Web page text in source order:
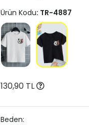
Ürün Kodu: TR-4887
130,90 TL
Beden: